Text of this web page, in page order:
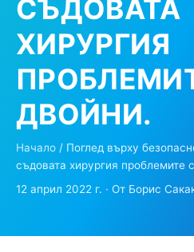
СЪДОВАТА
ХИРУРГИЯ
ДВОЙНИ.
Начало / Поглед върху
съдовата хирургия проблемите
12 април 2022 г. · От Борис